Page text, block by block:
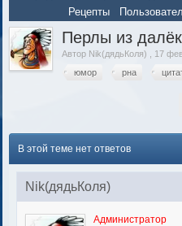
Рецепты
Перлы из
Автор Nik(дядьКоля)
17
юмор
рна
В этой теме нет ответов
Nik(дядьКоля)
Администратор